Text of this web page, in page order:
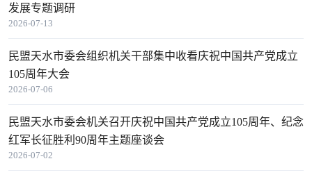
2026-07-13
发展专题调研
2026-07-06
民盟天水市委会组织机关干部集中收看庆祝中国共产党成立
105周年大会
2026-07-02
民盟天水市委会机关召开庆祝中国共产党成立105周年、纪念
红军长征胜利90周年主题座谈会